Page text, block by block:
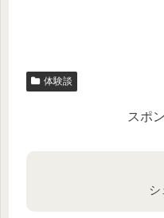
体験談
スポ
シ